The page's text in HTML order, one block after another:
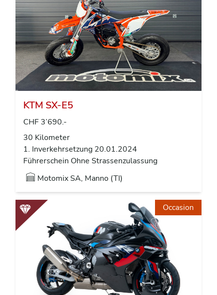
KTM SX-E5
CHF 3’690.-
30 Kilometer
1. Inverkehrsetzung 20.01.2024
Führerschein Ohne Strassenzulassung
Motomix SA, Manno (TI)
Occasion